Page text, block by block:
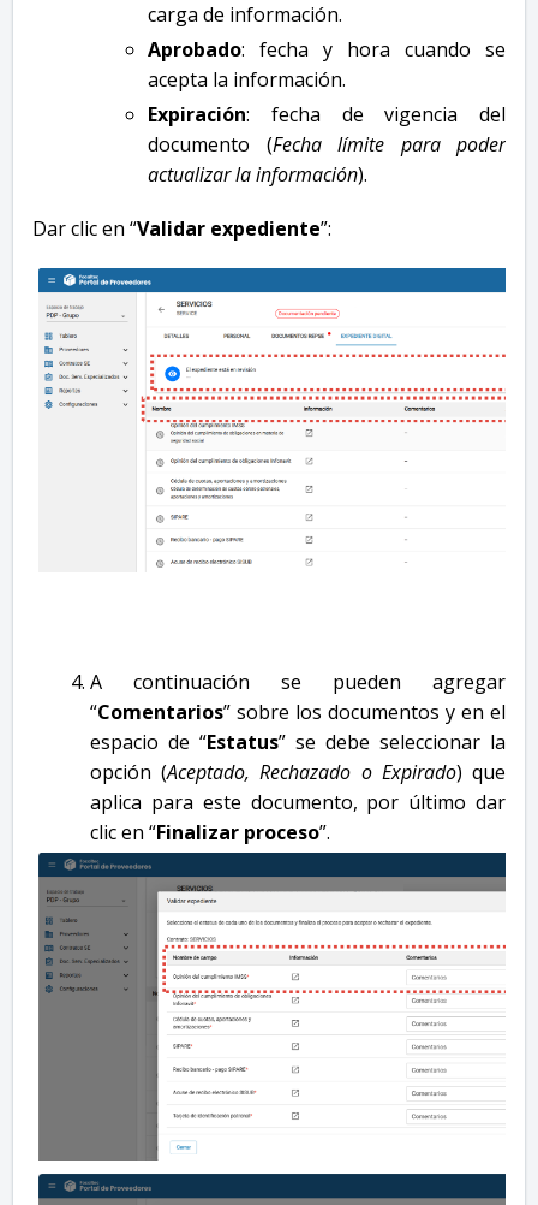
carga de información.
Aprobado: fecha y hora cuando se
acepta la información.
Expiración: fecha de vigencia del
documento (Fecha límite para poder
actualizar la información).
Dar clic en “Validar expediente”:
A continuación se pueden agregar
“Comentarios” sobre los documentos y en el
espacio de “Estatus” se debe seleccionar la
opción (Aceptado, Rechazado o Expirado) que
aplica para este documento, por último dar
clic en “Finalizar proceso”.